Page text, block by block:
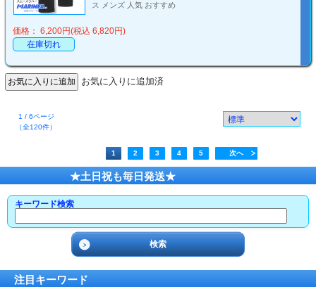
ス メンズ 人気 おすすめ
価格： 6,200円(税込 6,820円)
在庫切れ
お気に入りに追加済
1 / 6ページ
（全120件）
1 2 3 4 5 次へ
★土日祝も毎日発送★
キーワード検索
注目キーワード